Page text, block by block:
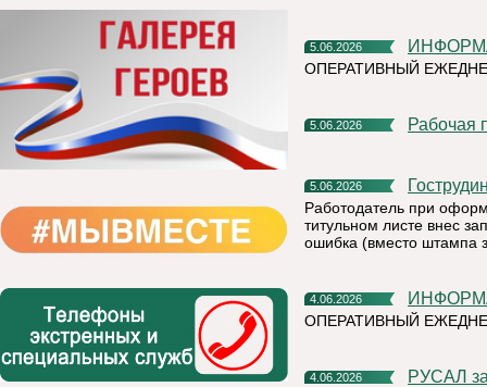
5.06.2026
ОПЕРАТИВНЫЙ
5.06.2026
5.06.2026
Работодатель при
титульном листе внес
ошибка (вместо штампа
4.06.2026
ОПЕРАТИВНЫЙ
4.06.2026
РУСАЛ заключил крупнейшую сделку по продаже углеродных